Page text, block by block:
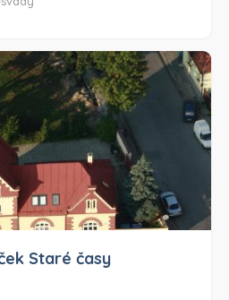
Nesvady- pre 2 osoby štúdio
chladničku a rúru, a súkromnú
sprchu a bezplatné toaletné
rúra, sporák, hriankovač,
LOSONCI Nesvady- pre 2
ihrisko.
LOSONCI Nesvady- pre 2 osoby
šipky a v okolí tráviť čas turistikou
Staré časy